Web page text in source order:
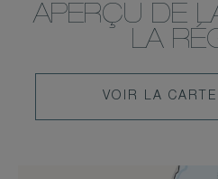
APERÇU DE
LA
VOIR
LA
COMPLÈTE
VOIR LA CARTE